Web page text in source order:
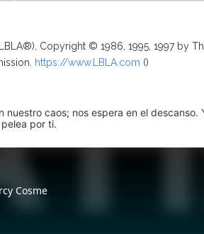
Copyright © 1986, 1995, 1997 by
https://www.LBLA.com ()
caos; nos espera en el
por ti.